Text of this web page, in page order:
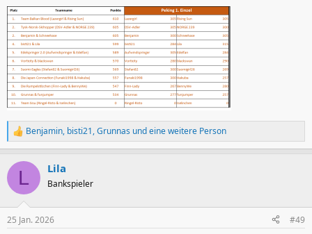
R
e
k
i
e
Benjamin, bisti21,Grunnas und eine weitere Person
L Lila
Bankspieler
25 Jan. 2026 #49